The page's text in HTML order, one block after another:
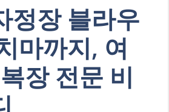
정장 블라우
마까지, 여
장 전문 비